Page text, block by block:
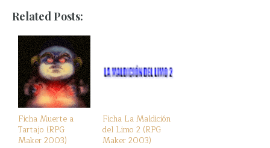
Related Posts:
Ficha Muerte a
Tartajo (RPG
Maker 2003)
Ficha La Maldición
del Limo 2 (RPG
Maker 2003)